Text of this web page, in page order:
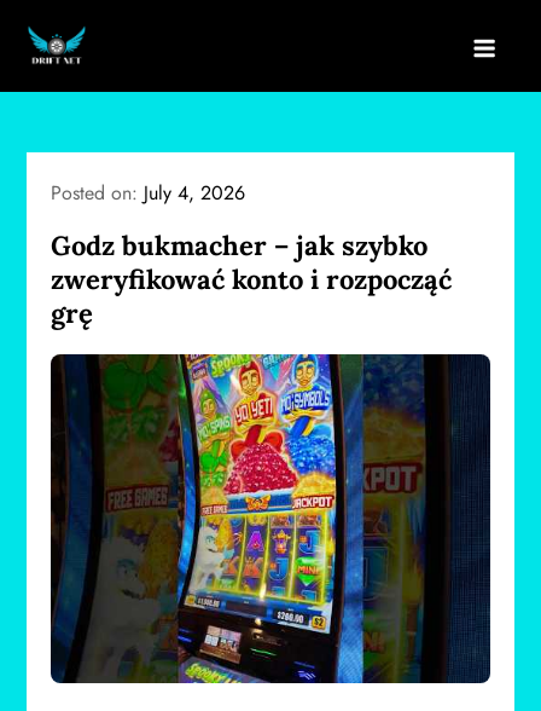
Posted on: July 4, 2026
Godz bukmacher – jak szybko
zweryfikować konto i rozpocząć
grę